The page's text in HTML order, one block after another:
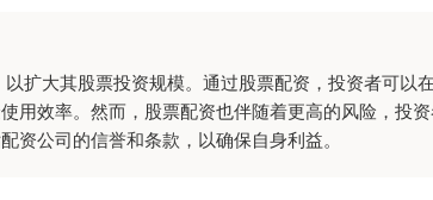
扩大其股票投资规模。通过股票配资，投资者可以
效率。然而，股票配资也伴随着更高的风险，投
公司的信誉和条款，以确保自身利益。